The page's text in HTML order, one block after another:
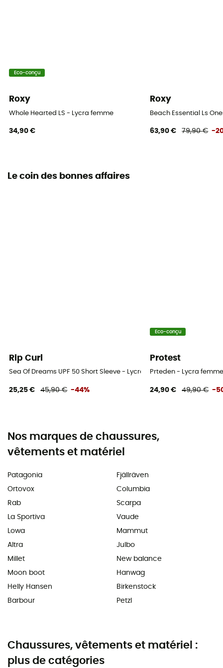
Eco-conçu
Roxy
Whole Hearted LS - Lycra femme
34,90 €
Roxy
Beach Essential Ls
63,90 € 79,90 € -
Le coin des bonnes affaires
Rip Curl
Sea Of Dreams UPF 50 Short Sleeve - Lycra femme
25,25 € 45,90 € -44%
Eco-conçu
Protest
Prteden - Lycra
24,90 € 49,90 € -
Nos marques de chaussures,
vêtements et matériel
Patagonia
Ortovox
Rab
La Sportiva
Lowa
Altra
Millet
Moon boot
Helly Hansen
Barbour
Fjällräven
Columbia
Scarpa
Vaude
Mammut
Julbo
New balance
Hanwag
Birkenstock
Petzl
Chaussures, vêtements et matériel :
plus de catégories